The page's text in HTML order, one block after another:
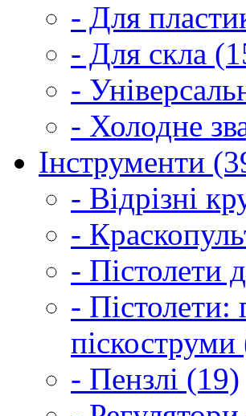
- Для
- Для скла
-
- Холодне
Інструменти
- Відрізні
-
- Пістолети
- Пістолети:
- Пензлі (19)